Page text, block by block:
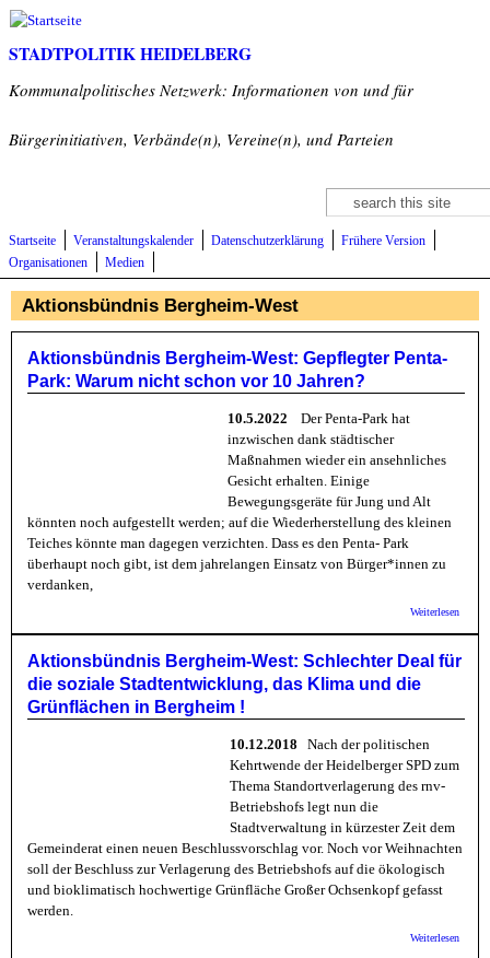
Direkt zum Inhalt
STADTPOLITIK HEIDELBERG
Kommunalpolitisches Netzwerk: Informationen von und für
Bürgerinitiativen, Verbände(n), Vereine(n), und Parteien
Suchformular
Suche
Startseite Veranstaltungskalender Datenschutzerklärung
Frühere Version
Organisationen
Medien
Aktionsbündnis Bergheim-West
Aktionsbündnis Bergheim-West: Gepflegter Penta-
Park: Warum nicht schon vor 10 Jahren?
10.5.2022 Der Penta-Park hat
inzwischen dank städtischer
Maßnahmen wieder ein ansehnliches
Gesicht erhalten. Einige
Bewegungsgeräte für Jung und Alt
könnten noch aufgestellt werden; auf die Wiederherstellung des kleinen
Teiches könnte man dagegen verzichten. Dass es den Penta- Park
überhaupt noch gibt, ist dem jahrelangen Einsatz von Bürger*innen zu
verdanken,
Weiterlesen
Aktionsbündnis Bergheim-West: Schlechter Deal für
die soziale Stadtentwicklung, das Klima und die
Grünflächen in Bergheim !
10.12.2018
Nach der politischen
Kehrtwende der Heidelberger SPD zum
Thema Standortverlagerung des rnv-
Betriebshofs legt nun die
Stadtverwaltung in kürzester Zeit dem
Gemeinderat einen neuen Beschlussvorschlag vor. Noch vor Weihnachten
soll der Beschluss zur Verlagerung des Betriebshofs auf die ökologisch
und bioklimatisch hochwertige Grünfläche Großer Ochsenkopf gefasst
werden.
Weiterlesen